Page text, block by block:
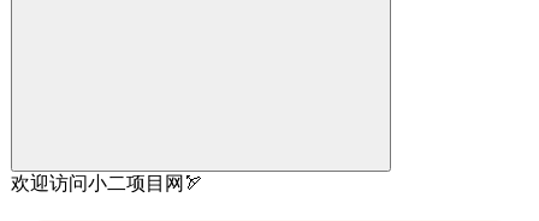
欢迎访问小二项目网🏹